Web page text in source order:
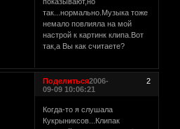
так...нормально.Музыка тоже
немало повлияла на мой
настрой к картинк клипа.Вот
так,а Вы как считаете?
Поделиться 2
2006-
09-09 10:06:21
Когда-то я слушала
Кукрыниксов...Клипак